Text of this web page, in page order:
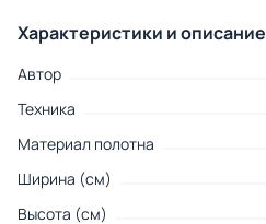
Характеристики и описание
Автор
Техника
Материал полотна
Ширина (см)
Высота (см)